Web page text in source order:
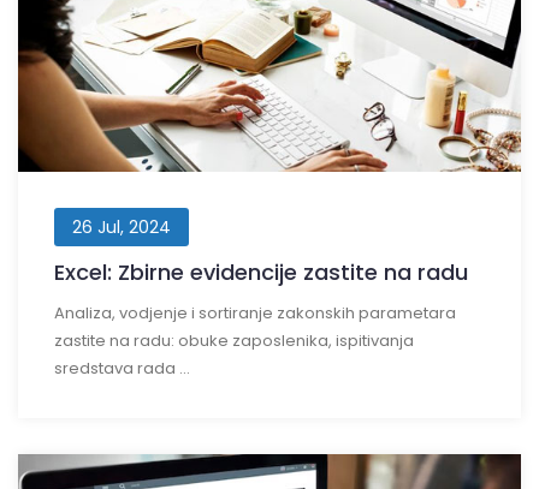
26 Jul, 2024
Excel: Zbirne evidencije zastite na radu
Analiza, vodjenje i sortiranje zakonskih parametara
zastite na radu: obuke zaposlenika, ispitivanja
sredstava rada ...